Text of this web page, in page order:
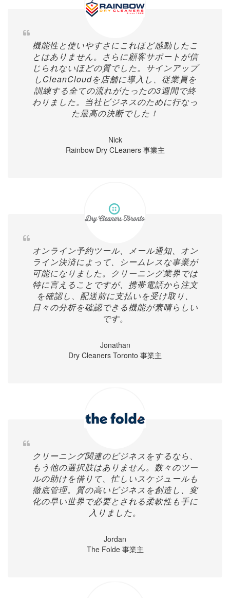
機能性と使いやすさにこれほど感動したこ
とはありません。さらに顧客サポートが信
じられないほどの質でした。サインアップ
しCleanCloudを店舗に導入し、従業員を
訓練する全ての流れがたったの3週間で終
わりました。当社ビジネスのために行なっ
た最高の決断でした！
Nick
Rainbow Dry CLeaners 事業主
オンライン予約ツール、メール通知、オン
ライン決済によって、シームレスな事業が
可能になりました。クリーニング業界では
特に言えることですが、携帯電話から注文
を確認し、配送前に支払いを受け取り、
日々の分析を確認できる機能が素晴らしい
です。
Jonathan
Dry Cleaners Toronto 事業主
クリーニング関連のビジネスをするなら、
もう他の選択肢はありません。数々のツー
ルの助けを借りて、忙しいスケジュールも
徹底管理。質の高いビジネスを創造し、変
化の早い世界で必要とされる柔軟性も手に
入りました。
Jordan
The Folde 事業主